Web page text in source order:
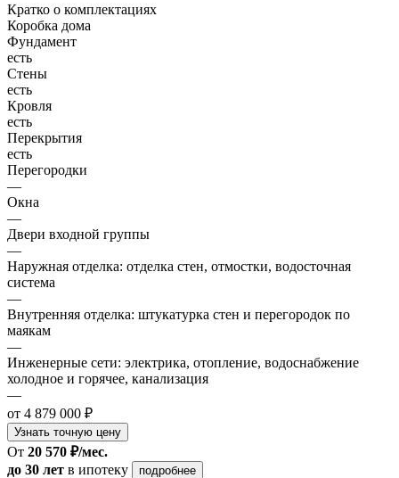
Кратко о комплектациях
Коробка дома
Фундамент
есть
Стены
есть
Кровля
есть
Перекрытия
есть
Перегородки
—
Окна
—
Двери входной группы
—
Наружная отделка: отделка стен, отмостки, водосточная
система
—
Внутренняя отделка: штукатурка стен и перегородок по
маякам
—
Инженерные сети: электрика, отопление, водоснабжение
холодное и горячее, канализация
—
от 4 879 000 ₽
Узнать точную цену
От 20 570 ₽/мес.
до 30 лет в ипотеку подробнее